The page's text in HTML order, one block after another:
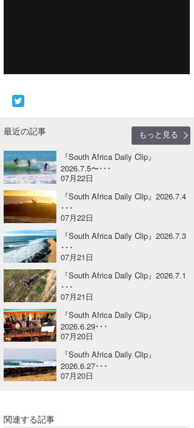
最近の記事
もっと見る
『South Africa Daily Clip』
2026.7.5〜･･･
07月22日
『South Africa Daily Clip』2026.7.4
･･･
07月22日
『South Africa Daily Clip』2026.7.3
･･･
07月21日
『South Africa Daily Clip』2026.7.1
･･･
07月21日
『South Africa Daily Clip』
2026.6.29･･･
07月20日
『South Africa Daily Clip』
2026.6.27･･･
07月20日
関連する記事
Yoshiyuki Obata
熊谷素子
WAVAL
中浦“JET”章
植村未来
NOBUFUKU
大野”MAR”修聖
喜納海人
☆加藤
ECE
G◎Da
H
KID
KOBU
KY
MIN
mitz
OYZ
Soulman
波伝説